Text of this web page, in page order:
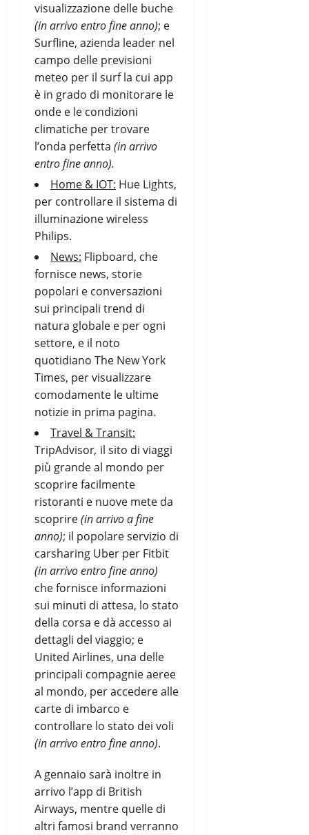
visualizzazione delle buche
(in arrivo entro fine anno); e
Surfline, azienda leader nel
campo delle previsioni
meteo per il surf la cui app
è in grado di monitorare le
onde e le condizioni
climatiche per trovare
l’onda perfetta (in arrivo
entro fine anno).
Home & IOT: Hue Lights,
per controllare il sistema di
illuminazione wireless
Philips.
News: Flipboard, che
fornisce news, storie
popolari e conversazioni
sui principali trend di
natura globale e per ogni
settore, e il noto
quotidiano The New York
Times, per visualizzare
comodamente le ultime
notizie in prima pagina.
Travel & Transit:
TripAdvisor, il sito di viaggi
più grande al mondo per
scoprire facilmente
ristoranti e nuove mete da
scoprire(in arrivo a fine
anno); il popolare servizio di
carsharing Uber per Fitbit
(in arrivo entro fine anno)
che fornisce informazioni
sui minuti di attesa, lo stato
della corsa e dà accesso ai
dettagli del viaggio; e
United Airlines, una delle
principali compagnie aeree
al mondo, per accedere alle
carte di imbarco e
controllare lo stato dei voli
(in arrivo entro fine anno).
A gennaio sarà inoltre in
arrivo l’app di British
Airways, mentre quelle di
altri famosi brand verranno